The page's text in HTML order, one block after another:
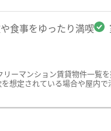
食事をゆったり満喫
ーマンション賃貸物件一
想定されている場合や屋内